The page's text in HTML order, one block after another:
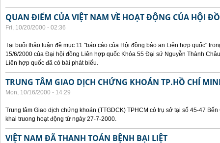
QUAN ĐIỂM CỦA VIỆT NAM VỀ HOẠT ĐỘNG CỦA HỘI
Fri, 10/20/2000 - 02:36
Tại buổi thảo luận đề mục 11 "báo cáo của Hội đồng bảo an Liên hợp quốc"
15/6/2000 của Đại hội đồng Liên hợp quốc Khóa 55 Đại sứ Nguyễn Thành
Liên hợp quốc đã có bài phát biểu.
TRUNG TÂM GIAO DỊCH CHỨNG KHOÁN TP.HỒ CHÍ
Mon, 10/16/2000 - 14:29
Trung tâm Giao dịch chứng khoán (TTGDCK) TPHCM có trụ sở tại số 45-47
khai truong hoạt động từ ngày 27-7-2000.
VIỆT NAM ĐÃ THANH TOÁN BỆNH BẠI LIỆT